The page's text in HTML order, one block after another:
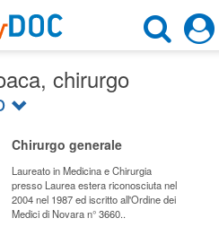
×
di ricerca
×
specialista
, chirurgo
Chirurgo generale
Laureato in Medicina e Chirurgia
presso Laurea estera riconosciuta nel
2004 nel 1987 ed iscritto all'Ordine dei
Medici di Novara n° 3660..